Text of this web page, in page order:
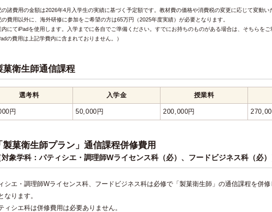
諸費用の金額は2026年4月入学生の実績に基づく予定額です。教材費の価格や消費税の変更に応じて変動い
費用以外に、海外研修に参加をご希望の方は65万円（2025年度実績）が必要となります。
にてiPadを使用します。入学までに各自でご準備ください。すでにお持ちのものがある場合は、そちらをご
の費用は上記学費内に含まれておりません。）
菓衛生師通信課程
選考料 入学金 授業料
円 50,000円 200,000円
製菓衛生師プラン」通信課程併修費用
対象学科：パティシエ・調理師Wライセンス科（必）、フードビジネス科（必）
シエ・調理師Wライセンス科、フードビジネス科は必修で「製菓衛生師」の通信課程を併
なります。
ィシエ科は併修費用は必要ありません。